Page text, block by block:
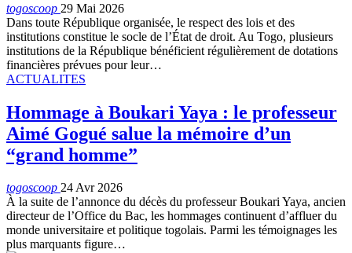
togoscoop 29 Mai 2026
Dans toute République organisée, le respect des lois et des
institutions constitue le socle de l’État de droit. Au Togo, plusieurs
institutions de la République bénéficient régulièrement de dotations
financières prévues pour leur…
ACTUALITES
Hommage à Boukari Yaya : le professeur
Aimé Gogué salue la mémoire d’un
“grand homme”
togoscoop 24 Avr 2026
À la suite de l’annonce du décès du professeur Boukari Yaya, ancien
directeur de l’Office du Bac, les hommages continuent d’affluer du
monde universitaire et politique togolais. Parmi les témoignages les
plus marquants figure…